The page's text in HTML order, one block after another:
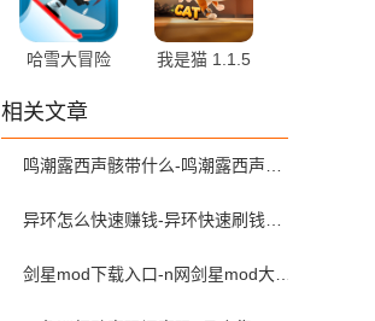
哈雪大冒险
我是猫 1.1.5
相关文章